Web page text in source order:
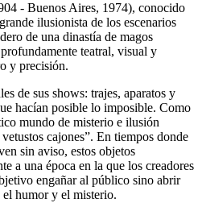
- Buenos Aires, 1974), conocido
ilusionista de los escenarios
de una dinastía de magos
teatral, visual y
y precisión.
de sus shows: trajes, aparatos y
hacían posible lo imposible. Como
mundo de misterio e ilusión
cajones”. En tiempos donde
sin aviso, estos objetos
a una época en la que los creadores
engañar al público sino abrir
el humor y el misterio.